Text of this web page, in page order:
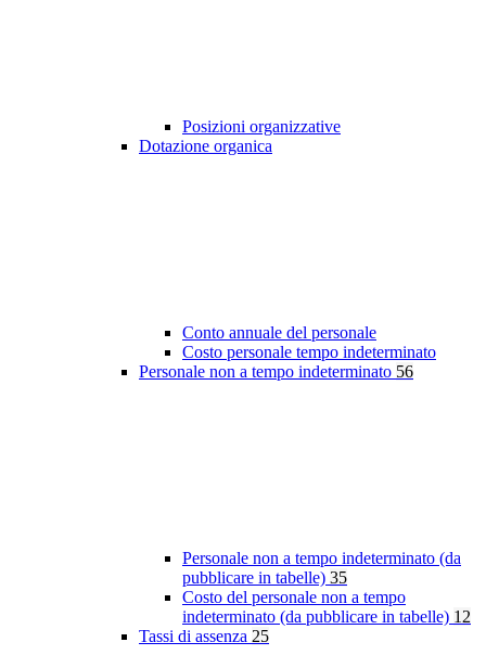
Posizioni organizzative
Dotazione organica
Conto annuale del personale
Costo personale tempo indeterminato
Personale non a tempo indeterminato 56
Personale non a tempo indeterminato (da
pubblicare in tabelle) 35
Costo del personale non a tempo
indeterminato (da pubblicare in tabelle) 12
Tassi di assenza 25